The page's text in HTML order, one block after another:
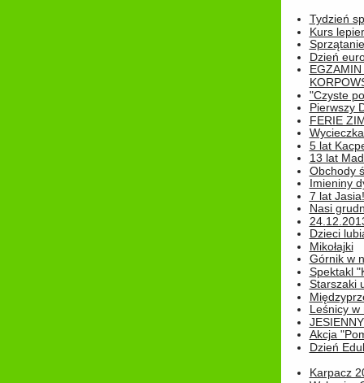
Tydzień
Kurs
Dzień
"Czyste
Pierwszy
FERIE
5 lat
13 lat
Obchody
Imieniny
7 lat Jasia!
Nasi
Dzieci
Mikołajki
Górnik w
Spektakl
Starszaki
Leśnicy w
Akcja
Dzień
Karpacz